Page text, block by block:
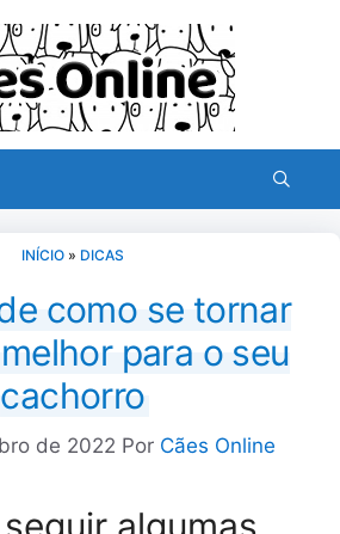
INÍCIO » DICAS
como se tornar
para o seu
cachorro
de 2022 Por Cães Online
algumas